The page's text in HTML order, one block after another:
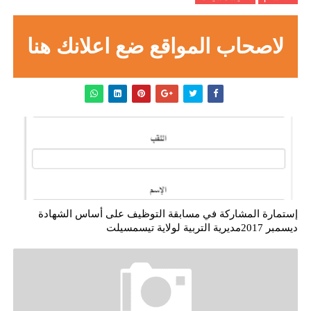
لاصحاب المواقع ضع اعلانك هنا
إستمارة المشاركة في مسابقة التوظيف على أساس الشهادة
ديسمبر 2017مديرية التربية لولاية تيسمسيلت